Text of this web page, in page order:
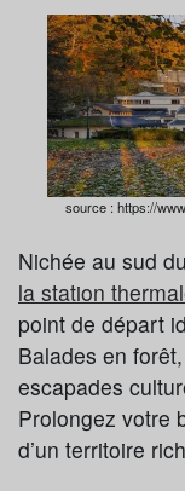
source : https://
Nichée au sud
la station
point de départ
Balades en
escapades
Prolongez votre
d’un territoire